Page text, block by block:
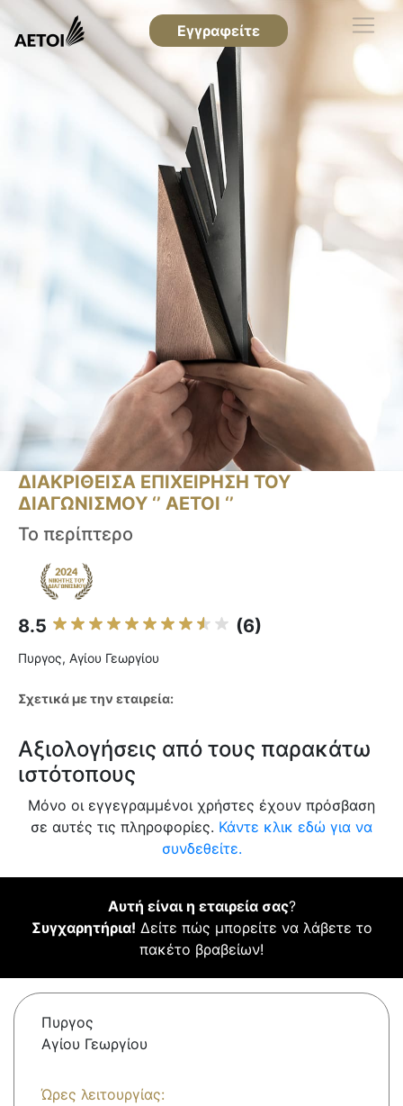
Εγγραφείτε
ΔΙΑΚΡΙΘΕΙΣΑ ΕΠΙΧΕΙΡΗΣΗ ΤΟΥ
ΔΙΑΓΩΝΙΣΜΟΥ ‘’ ΑΕΤΟΙ ‘’
Το περίπτερο
8.5 (6)
Πυργος, Αγίου Γεωργίου
Σχετικά με την εταιρεία:
Αξιολογήσεις από τους παρακάτω
ιστότοπους
Μόνο οι εγγεγραμμένοι χρήστες έχουν πρόσβαση
σε αυτές τις πληροφορίες. Κάντε κλικ εδώ για να
συνδεθείτε.
Αυτή είναι η εταιρεία σας?
Συγχαρητήρια! Δείτε πώς μπορείτε να λάβετε το
πακέτο βραβείων!
Πυργος
Αγίου Γεωργίου
Ώρες λειτουργίας: